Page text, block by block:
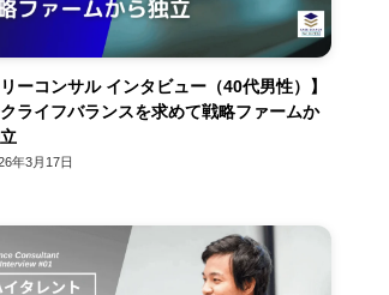
リーコンサル インタビュー（40代男性）】
ライフバランスを求めて戦略ファームか
年3月17日